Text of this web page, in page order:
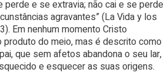
e se extravia; não cai e se perde
agravantes” (La Vida y los
Em nenhum momento Cristo
do meio, mas é descrito como
que sem afetos abandona o seu lar,
e esquecer as suas origens.